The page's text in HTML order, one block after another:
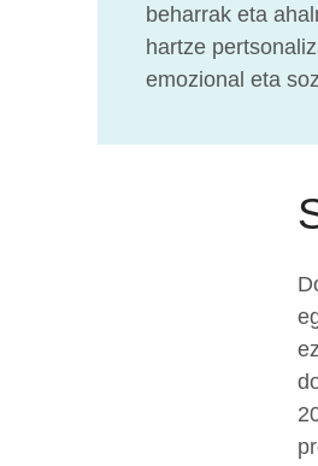
beharrak eta
hartze
emozional eta